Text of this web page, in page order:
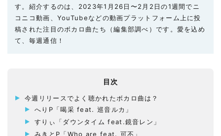
す。紹介するのは、2023年1月26日〜2月2日の1週間でニ
コニコ動画、YouTubeなどの動画プラットフォーム上に投
稿された注目のボカロ曲たち（編集部調べ）です。愛を込め
て、毎週通信！
目次
今週リリースでよく聴かれたボカロ曲は？
へりP「喝采 feat. 巡音ルカ」
すりぃ「ダウンタイム feat.鏡音レン」
みきとP「Who are feat. 可不」